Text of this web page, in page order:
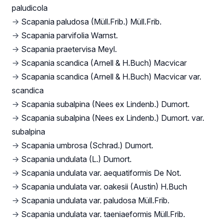
paludicola
→ Scapania paludosa (Müll.Frib.) Müll.Frib.
→ Scapania parvifolia Warnst.
→ Scapania praetervisa Meyl.
→ Scapania scandica (Arnell & H.Buch) Macvicar
→ Scapania scandica (Arnell & H.Buch) Macvicar var.
scandica
→ Scapania subalpina (Nees ex Lindenb.) Dumort.
→ Scapania subalpina (Nees ex Lindenb.) Dumort. var.
subalpina
→ Scapania umbrosa (Schrad.) Dumort.
→ Scapania undulata (L.) Dumort.
→ Scapania undulata var. aequatiformis De Not.
→ Scapania undulata var. oakesii (Austin) H.Buch
→ Scapania undulata var. paludosa Müll.Frib.
→ Scapania undulata var. taeniaeformis Müll.Frib.